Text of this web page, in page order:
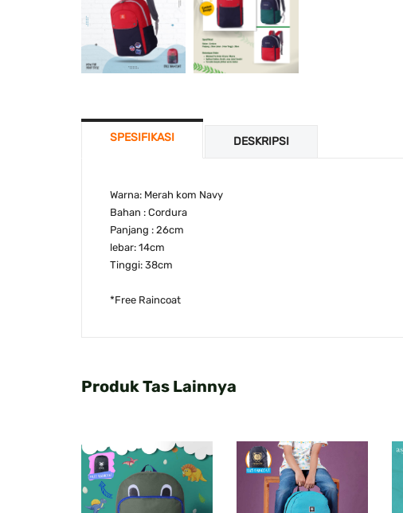
SPESIFIKASI DESKRIPSI
Warna: Merah kom Navy
Bahan : Cordura
Panjang : 26cm
lebar: 14cm
Tinggi: 38cm
*Free Raincoat
Produk Tas Lainnya